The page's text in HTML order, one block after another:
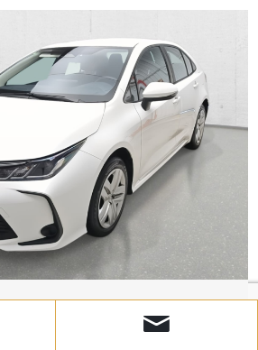
TOYOTA